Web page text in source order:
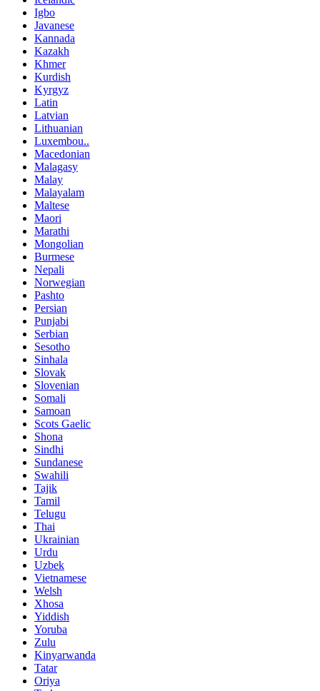
Igbo
Javanese
Kannada
Kazakh
Khmer
Kurdish
Kyrgyz
Latin
Latvian
Lithuanian
Luxembou..
Macedonian
Malagasy
Malay
Malayalam
Maltese
Maori
Marathi
Mongolian
Burmese
Nepali
Norwegian
Pashto
Persian
Punjabi
Serbian
Sesotho
Sinhala
Slovak
Slovenian
Somali
Samoan
Scots Gaelic
Shona
Sindhi
Sundanese
Swahili
Tajik
Tamil
Telugu
Thai
Ukrainian
Urdu
Uzbek
Vietnamese
Welsh
Xhosa
Yiddish
Yoruba
Zulu
Kinyarwanda
Tatar
Oriya